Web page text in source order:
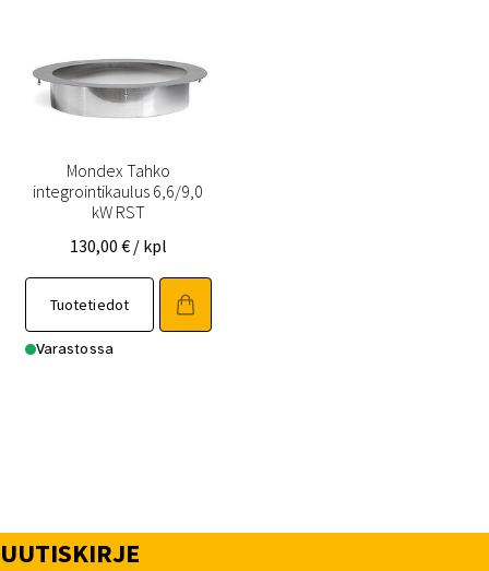
Mondex Tahko
integrointikaulus 6,6/9,0
kW RST
130,00 € / kpl
Tuotetiedot
Varastossa
UUTISKIRJE